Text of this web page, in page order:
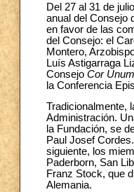
Del 27 al 31 de
anual del Consejo
en favor de las
del Consejo: el
Montero,
Luís Astigarraga
Consejo Cor Unum
la Conferencia
Tradicionalmente,
Administración.
la Fundación, se
Paul Josef
siguiente, los
Paderborn, San
Franz Stock, que
Alemania.